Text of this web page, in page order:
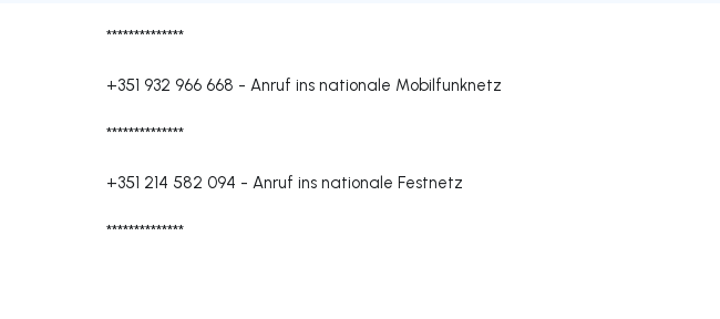
**************
+351 932 966 668 - Anruf ins nationale Mobilfunknetz
**************
+351 214 582 094 - Anruf ins nationale Festnetz
**************